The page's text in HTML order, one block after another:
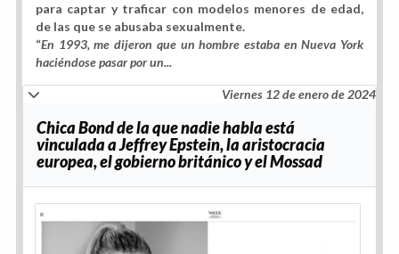
para captar y traficar con modelos menores de edad,
de las que se abusaba sexualmente.
“En 1993, me dijeron que un hombre estaba en Nueva York
haciéndose pasar por un...
Viernes 12 de enero de 2024
Chica Bond de la que nadie habla está
vinculada a Jeffrey Epstein, la aristocracia
europea, el gobierno británico y el Mossad